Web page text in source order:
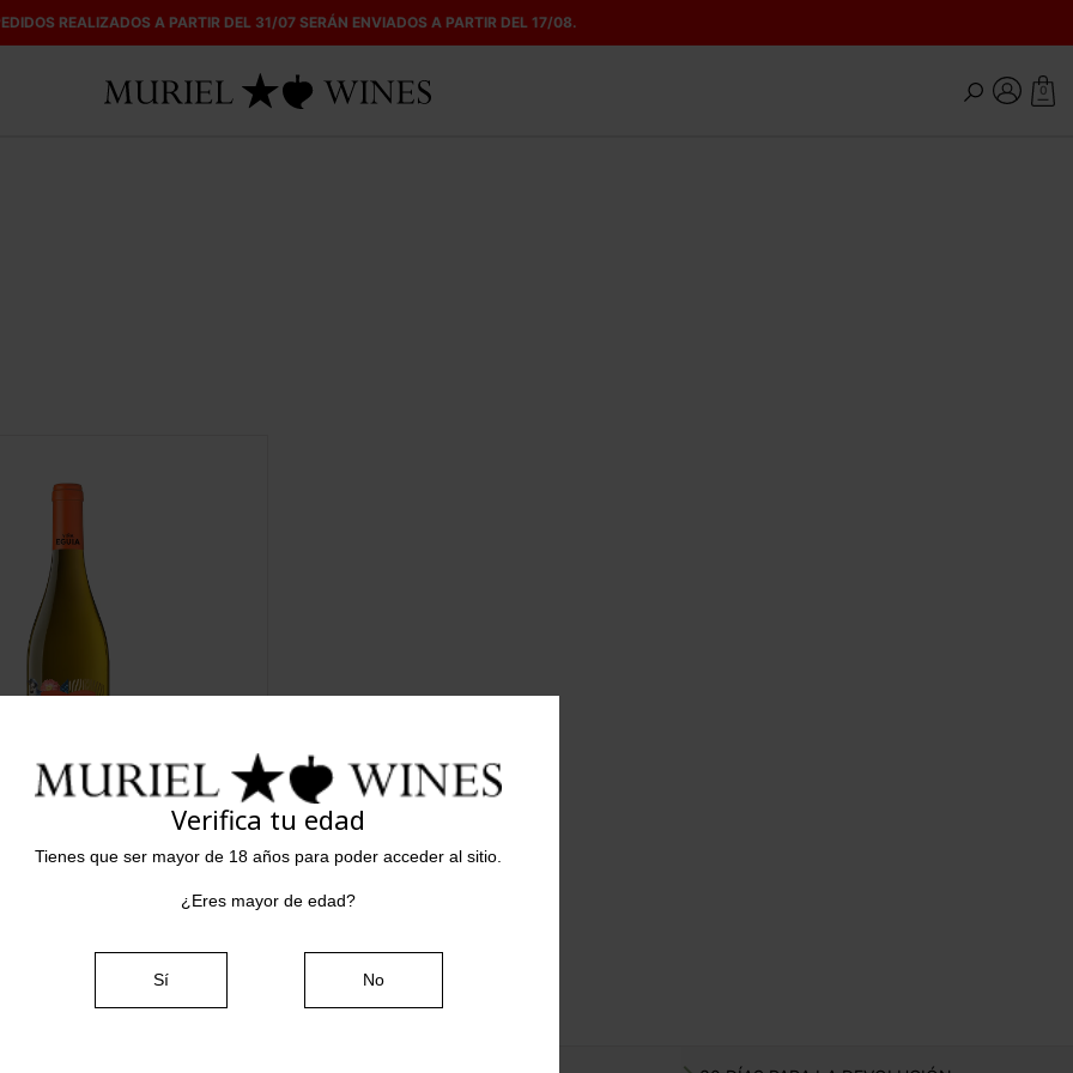
REALIZADOS A PARTIR DEL 31/07 SERÁN ENVIADOS A PARTIR DEL 17/08.
0
Vista rápida
2025
Comprar
Verifica tu edad
Tienes que ser mayor de 18 años para poder acceder al sitio.
¿Eres mayor de edad?
Sí No